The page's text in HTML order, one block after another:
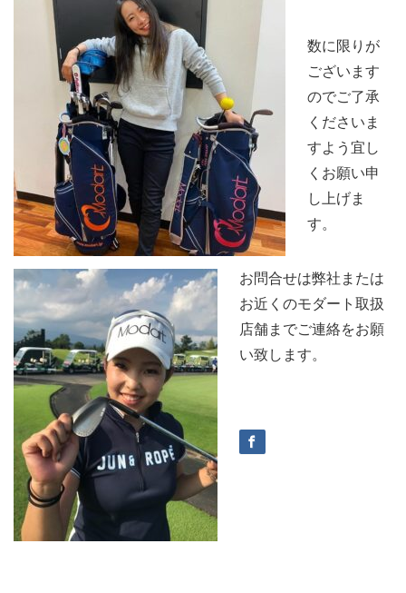
数に限りが
ございます
のでご了承
くださいま
すよう宜し
くお願い申
し上げま
す。
お問合せは弊社または
お近くのモダート取扱
店舗までご連絡をお願
い致します。